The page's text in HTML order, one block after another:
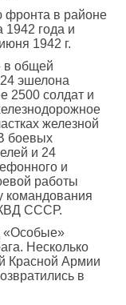
в районе
1942 года и
1942 г.
в общей
эшелона
2500 солдат и
железной
боевых
и 24
и
работы
командования
СССР.
«Особые»
Несколько
Красной Армии
в